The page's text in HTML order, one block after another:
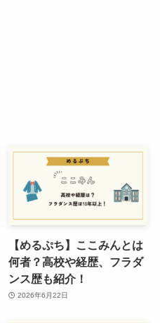
【めるぷち】ここみんとは
何者？高校や経歴、フラダ
ンス歴も紹介！
2026年6月22日